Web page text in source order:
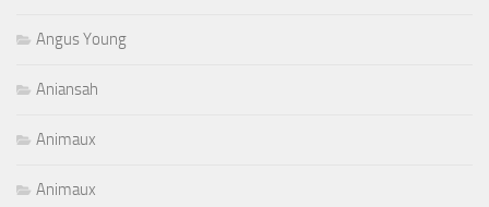
Angus Young
Aniansah
Animaux
Animaux